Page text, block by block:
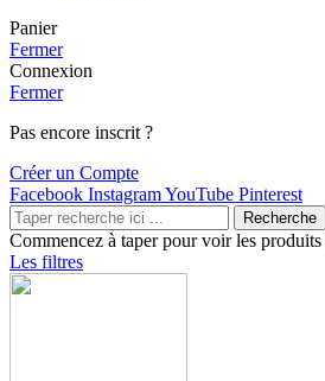
Panier
Fermer
Connexion
Fermer
Pas encore inscrit ?
Créer un Compte
Facebook InstagramYouTube Pinterest
Recherche
Commencez à taper pour voir les
Les filtres